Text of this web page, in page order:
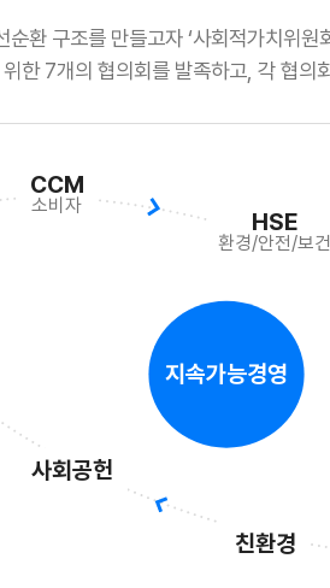
환 구조를 만들고자 ‘사회적가치위원
한 7개의 협의회를 발족하고, 각 협의
CCM
소비자
HSE
환경/안전/보건
친환경
사회공헌
지속가능경영